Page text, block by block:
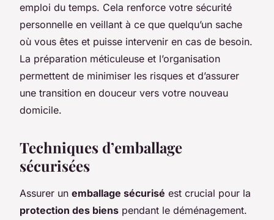
emploi du temps. Cela renforce votre sécurité
personnelle en veillant à ce que quelqu’un sache
où vous êtes et puisse intervenir en cas de besoin.
La préparation méticuleuse et l’organisation
permettent de minimiser les risques et d’assurer
une transition en douceur vers votre nouveau
domicile.
Techniques d’emballage
sécurisées
Assurer un emballage sécurisé est crucial pour la
protection des biens pendant le déménagement.